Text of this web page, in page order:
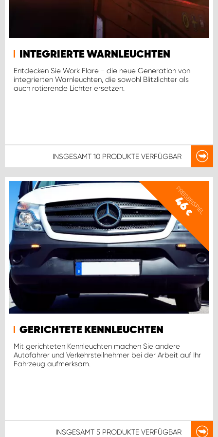
INTEGRIERTE WARNLEUCHTEN
Entdecken Sie Work Flare - die neue Generation von
integrierten Warnleuchten, die sowohl Blitzlichter als
auch rotierende Lichter ersetzen.
INSGESAMT 10 PRODUKTE VERFÜGBAR
PREISBEISPIEL
46
€
GERICHTETE KENNLEUCHTEN
Mit gerichteten Kennleuchten machen Sie andere
Autofahrer und Verkehrsteilnehmer bei der Arbeit auf Ihr
Fahrzeug aufmerksam.
INSGESAMT 5 PRODUKTE VERFÜGBAR